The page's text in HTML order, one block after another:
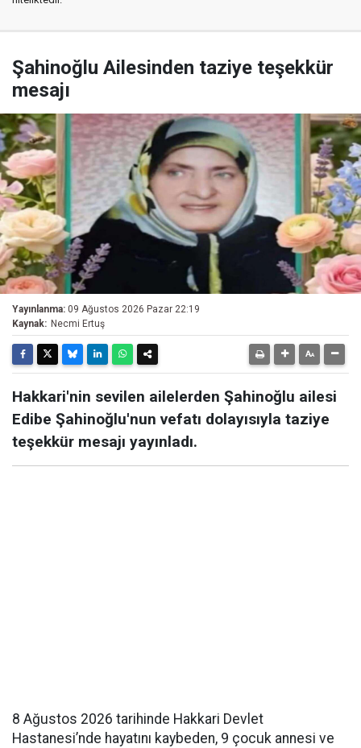
Şahinoğlu Ailesinden taziye teşekkür
mesajı
Yayınlanma: 09 Ağustos 2026 Pazar 22:19
Kaynak: Necmi Ertuş
Hakkari'nin sevilen ailelerden Şahinoğlu ailesi
Edibe Şahinoğlu'nun vefatı dolayısıyla taziye
teşekkür mesajı yayınladı.
8 Ağustos 2026 tarihinde Hakkari Devlet
Hastanesi’nde hayatını kaybeden, 9 çocuk annesi ve